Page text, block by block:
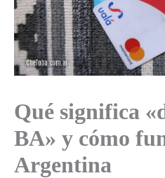
Qué significa
BA» y cómo
Argentina